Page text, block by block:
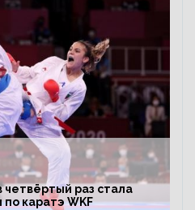
четвёртый раз стала
каратэ WKF